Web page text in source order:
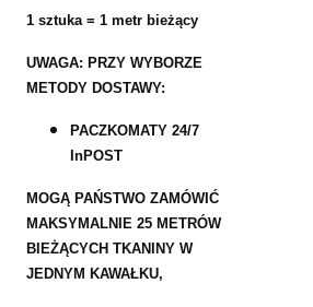
1 sztuka = 1 metr bieżący
UWAGA: PRZY WYBORZE
METODY DOSTAWY:
PACZKOMATY 24/7
InPOST
MOGĄ PAŃSTWO ZAMÓWIĆ
MAKSYMALNIE 25 METRÓW
BIEŻĄCYCH TKANINY W
JEDNYM KAWAŁKU,